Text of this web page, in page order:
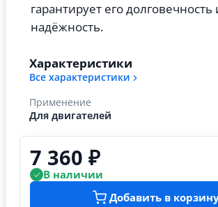
гарантирует его долговечность
надёжность.
Характеристики
Все характеристики
Применение
Для двигателей
7 360 ₽
В наличии
Добавить в